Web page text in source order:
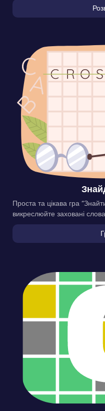
Проста та цікава гра
викреслюйте заховані